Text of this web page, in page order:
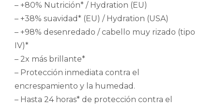
– +80% Nutrición* / Hydration (EU)
– +38% suavidad* (EU) / Hydration (USA)
– +98% desenredado / cabello muy rizado (tipo
IV)*
– 2x más brillante*
– Protección inmediata contra el
encrespamiento y la humedad.
– Hasta 24 horas* de protección contra el